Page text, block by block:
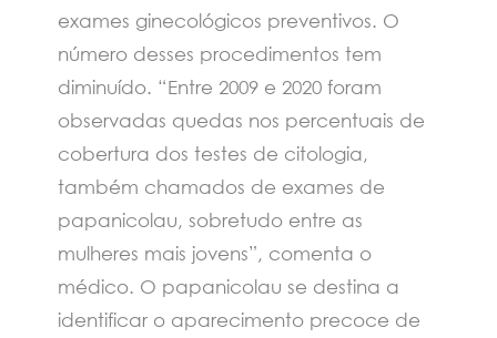
exames ginecológicos preventivos. O
número desses procedimentos tem
diminuído. “Entre 2009 e 2020 foram
observadas quedas nos percentuais de
cobertura dos testes de citologia,
também chamados de exames de
papanicolau, sobretudo entre as
mulheres mais jovens”, comenta o
médico. O papanicolau se destina a
identificar o aparecimento precoce de